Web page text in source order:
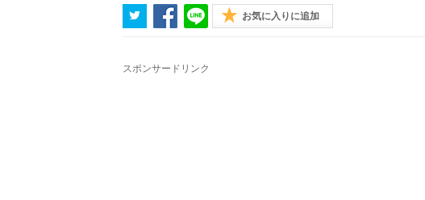
お気に入りに追加
スポンサードリンク